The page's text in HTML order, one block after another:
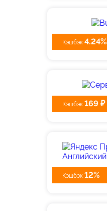
Кэшбэк 4.24%
Кэшбэк 169 ₽
Кэшбэк 12%